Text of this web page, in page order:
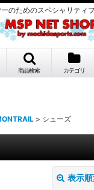
のためのスペシャリティ
商品検索 カテゴリ
> シューズ
表示